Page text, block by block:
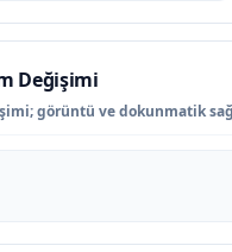
Değişimi
görüntü ve dokunmatik